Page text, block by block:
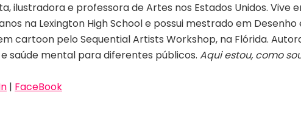
ilustradora e professora de Artes nos Estados Unidos. Vive
na Lexington High School e possui mestrado em Desenho
cartoon pelo Sequential Artists Workshop, na Flórida.
saúde mental para diferentes públicos. Aqui estou, como
| FaceBook